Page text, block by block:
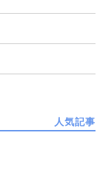
人気記事